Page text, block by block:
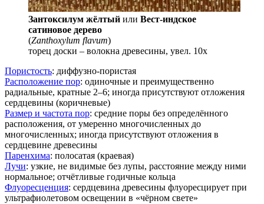
Зантоксилум жёлтый или Вест-индское
сатиновое дерево
(Zanthoxylum flavum)
торец доски – волокна древесины, увел. 10х
Пористость: диффузно-пористая
Расположение пор: одиночные и преимущественно
радиальные, кратные 2–6; иногда присутствуют отложения
сердцевины (коричневые)
Размер и частота пор: средние поры без определённого
расположения, от умеренно многочисленных до
многочисленных; иногда присутствуют отложения в
сердцевине древесины
Паренхима: полосатая (краевая)
Лучи: узкие, не видимые без лупы, расстояние между ними
нормальное; отчётливые годичные кольца
Флуоресценция: сердцевина древесины флуоресцирует при
ультрафиолетовом освещении в
чёрном свете